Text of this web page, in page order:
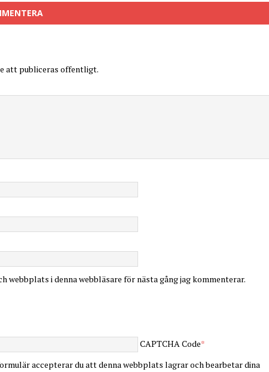
att publiceras offentligt.
webbplats i denna webbläsare för nästa gång jag kommenterar.
CAPTCHA Code*
accepterar du att denna webbplats lagrar och bearbetar dina